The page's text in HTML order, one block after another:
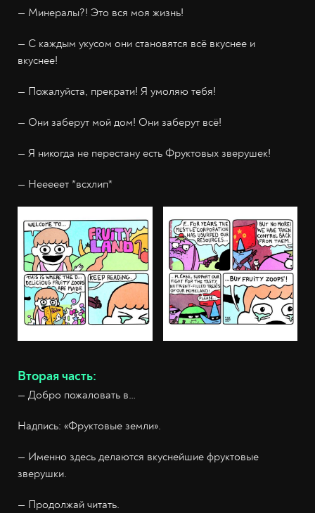
— Минералы?! Это вся моя жизнь!
— С каждым укусом они становятся всё вкуснее и
вкуснее!
— Пожалуйста, прекрати! Я умоляю тебя!
— Они заберут мой дом! Они заберут всё!
— Я никогда не перестану есть Фруктовых зверушек!
— Нееееет *всхлип*
Вторая часть:
— Добро пожаловать в…
Надпись: «Фруктовые земли».
— Именно здесь делаются вкуснейшие фруктовые
зверушки.
— Продолжай читать.